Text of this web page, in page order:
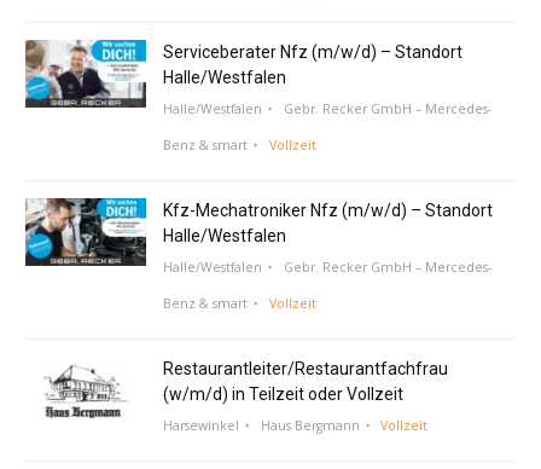
Serviceberater Nfz (m/w/d) – Standort
Halle/Westfalen
Halle/Westfalen Gebr. Recker GmbH – Mercedes-
Benz & smart Vollzeit
Kfz-Mechatroniker Nfz (m/w/d) – Standort
Halle/Westfalen
Halle/Westfalen Gebr. Recker GmbH – Mercedes-
Benz & smart Vollzeit
Restaurantleiter/Restaurantfachfrau
(w/m/d) in Teilzeit oder Vollzeit
Harsewinkel Haus Bergmann Vollzeit